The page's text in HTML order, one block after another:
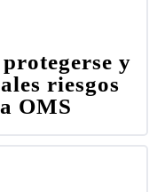
y
riesgos
OMS